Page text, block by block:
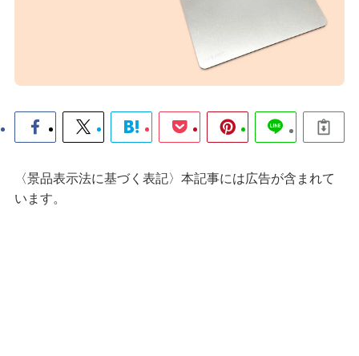
〈景品表示法に基づく表記〉本記事には広告が含まれて
います。